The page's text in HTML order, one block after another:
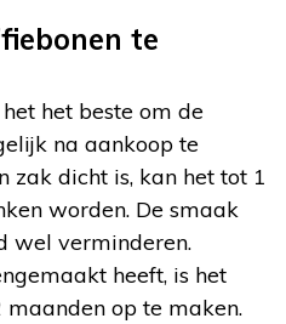
te
het beste om de
na aankoop te
zak dicht is, kan het tot 1
worden. De smaak
wel verminderen.
heeft, is het
maanden op te maken.